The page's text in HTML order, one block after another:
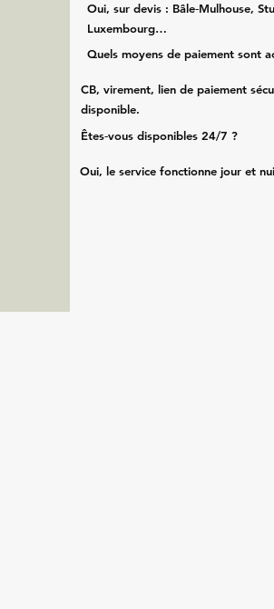
Oui, sur devis : Bâle‑Mulhouse,
Luxembourg…
Quels moyens de paiement sont
CB, virement, lien de paiement
disponible.
Êtes‑vous disponibles 24/7 ?
Oui, le service fonctionne jour et